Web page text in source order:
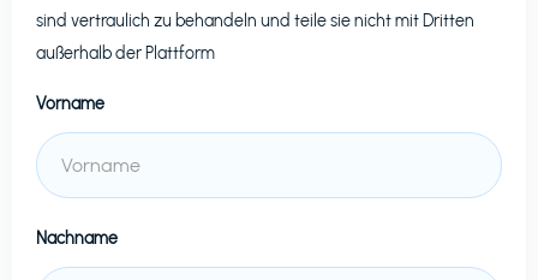
sind vertraulich zu behandeln und teile sie nicht mit Dritten
außerhalb der Plattform
Vorname
Nachname